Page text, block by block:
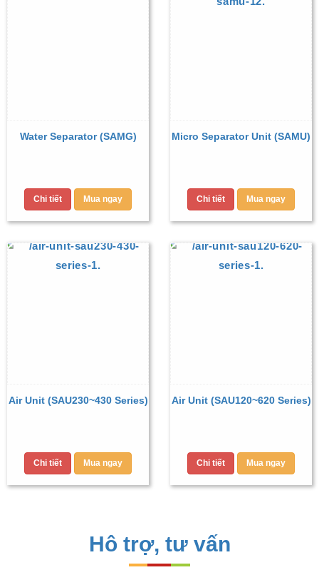
Water Separator (SAMG)
Chi tiết Mua ngay
Micro Separator Unit (SAMU)
Chi tiết Mua ngay
Air Unit (SAU230~430 Series)
Chi tiết Mua ngay
Air Unit (SAU120~620 Series)
Chi tiết Mua ngay
Hô trợ, tư vấn